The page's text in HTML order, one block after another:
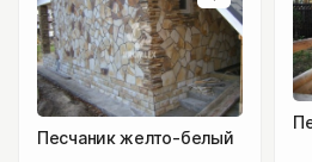
Песчаник желто-белый